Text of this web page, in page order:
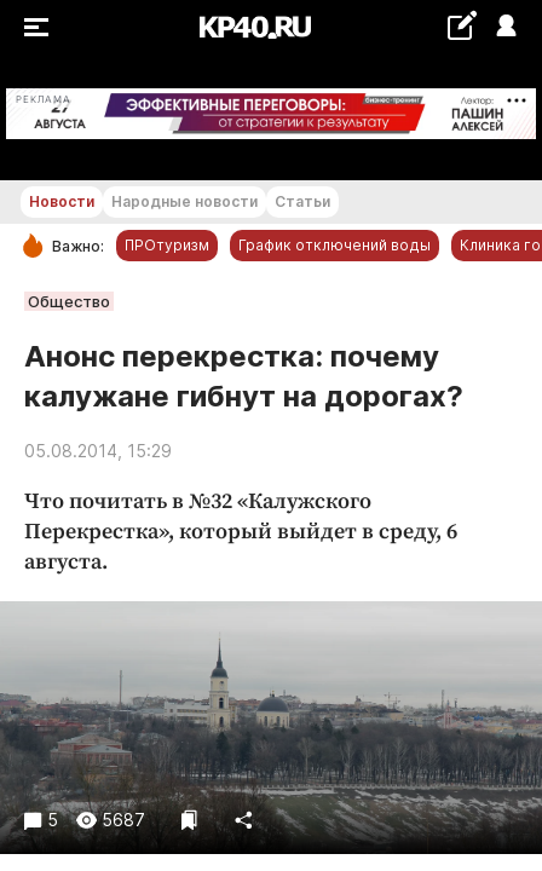
РЕКЛАМА +28...+29 °С
РУБРИКИ
Новости компаний
Статьи
Народные новости
Благоустройство
Криминал
Недвижимость и ЖКХ
Образование
Общество
Погода
Праздники
Происшествия
Спорт
Новости Народные новости Статьи
Важно: ПРОтуризм График отключений воды Клиника
Общество
Анонс перекрестка: почему
калужане гибнут на дорогах?
05.08.2014, 15:29
Что почитать в №32 «Калужского
Перекрестка», который выйдет в среду, 6
августа.
5 5687